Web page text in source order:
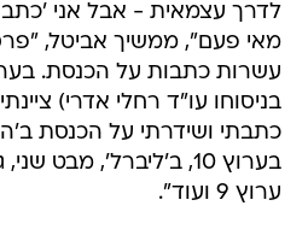
עשרות כתבות על הכנסת.
בניסוחו עו"ד רחלי אדרי)
כתבתי ושידרתי על הכנסת
בערוץ 10, ב'ליברל', מבט
ערוץ 9 ועוד".
אביטל שזכה לתמיכה מראש